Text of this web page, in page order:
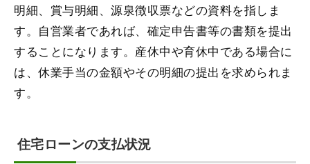
明細、賞与明細、源泉徴収票などの資料を指しま
す。自営業者であれば、確定申告書等の書類を提出
することになります。産休中や育休中である場合に
は、休業手当の金額やその明細の提出を求められま
す。
住宅ローンの支払状況